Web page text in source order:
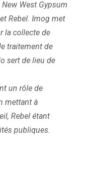
West Gypsum
Rebel. Imog met
la collecte de
traitement de
sert de lieu de
un rôle de
mettant à
Rebel étant
publiques.